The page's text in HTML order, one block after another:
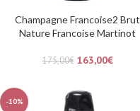
Champagne Francoise2 Brut
Nature Francoise Martinot
175,00€ 163,00€
-10%